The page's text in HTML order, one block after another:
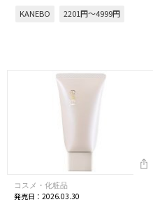
KANEBO 2201円～4999円
コスメ・化粧品
発売日：2026.03.30